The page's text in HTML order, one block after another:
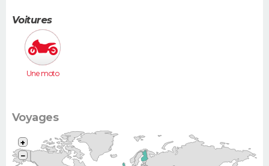
Voitures
Une moto
Voyages
+
−